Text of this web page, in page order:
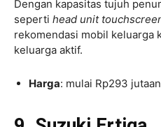
Dengan kapasitas tujuh
seperti head unit
rekomendasi mobil keluarga
keluarga aktif.
Harga: mulai Rp293 jutaan